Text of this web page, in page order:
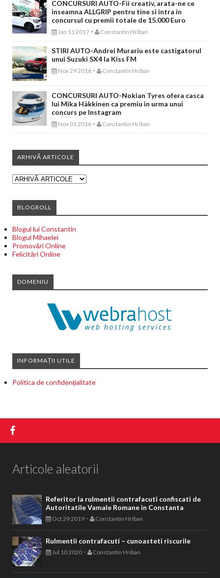
CONCURSURI AUTO-Fii creativ, arata-ne ce
inseamna ALLGRIP pentru tine si intra in
concursul cu premii totale de 15.000 Euro
Jan 11 2017 - Constantin Hriban
STIRI AUTO-Andrei Murariu este castigatorul
unui Suzuki SX4 la Kiss FM
Nov 29 2016 - Constantin Hriban
CONCURSURI AUTO-Nokian Tyres ofera casca
lui Mika Häkkinen ca premiu in urma unui
concurs pe Instagram
Nov 01 2016 - Constantin Hriban
ARHIVĂ ARTICOLE
BLOGROLL
Blogul lui Constantin
Blogul Mihaelei
Promovări Online
Felicitări Online
DOMENIU
INFORMAȚII UTILE
Politica de confidențialitate
Articole aleatorii
Referitor la rulmentii contrafacuti confiscati de
Autoritatile Vamale Romane in Constanta
Oct 29 2019 - Constantin Hriban
Rulmentii contrafacuti – cunoasteti riscurile
Jul 10 2020 - Constantin Hriban